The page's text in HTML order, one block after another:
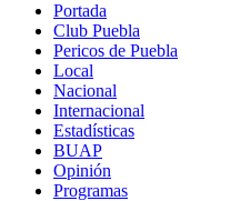
Portada
Club Puebla
Pericos de Puebla
Local
Nacional
Internacional
Estadísticas
BUAP
Opinión
Programas